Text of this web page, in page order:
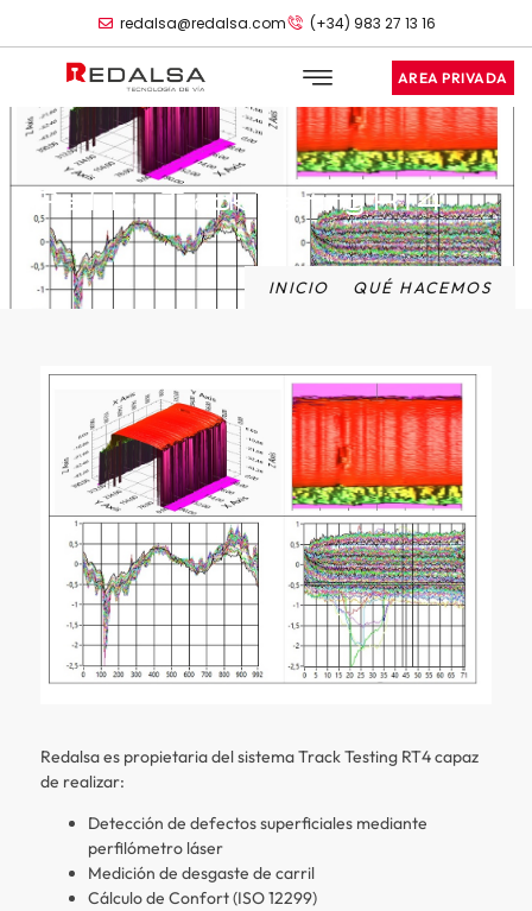
redalsa@redalsa.com (+34) 983 27 13 16
AREA PRIVADA
Redalsa Track Testing RT4
INICIO QUÉ HACEMOS
Redalsa es propietaria del sistema Track Testing RT4 capaz
de realizar:
Detección de defectos superficiales mediante
perfilómetro láser
Medición de desgaste de carril
Cálculo de Confort (ISO 12299)